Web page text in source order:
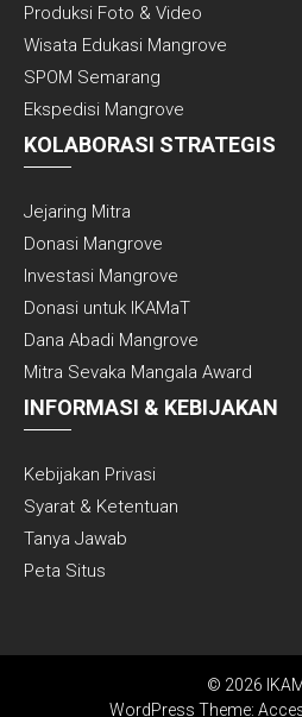
Produksi Foto & Video
Wisata Edukasi Mangrove
SPOM Semarang
Ekspedisi Mangrove
KOLABORASI STRATEGIS
Jejaring Mitra
Donasi Mangrove
Investasi Mangrove
Donasi untuk IKAMaT
Dana Abadi Mangrove
Mitra Sevaka Mangala Award
INFORMASI & KEBIJAKAN
Kebijakan Privasi
Syarat & Ketentuan
Tanya Jawab
Peta Situs
© 2026
WordPress Theme: